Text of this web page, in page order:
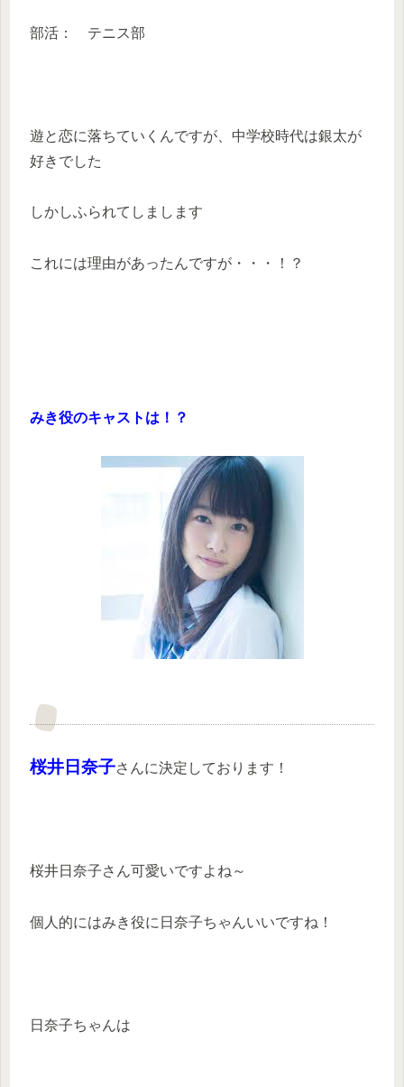
部活： テニス部
遊と恋に落ちていくんですが、中学校時代は銀太が
好きでした
しかしふられてしまします
これには理由があったんですが・・・！？
みき役のキャストは！？
桜井日奈子さんに決定しております！
桜井日奈子さん可愛いですよね～
個人的にはみき役に日奈子ちゃんいいですね！
日奈子ちゃんは